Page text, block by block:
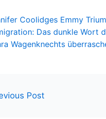
Coolidges Emmy
Das dunkle Wort
Wagenknechts
Post